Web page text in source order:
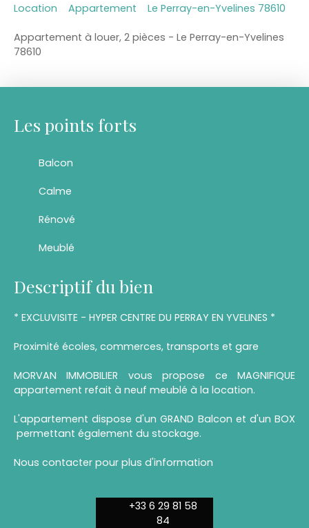
Location Appartement Le Perray-en-Yvelines 78610
Appartement à louer, 2 pièces - Le Perray-en-Yvelines
78610
Les points forts
Balcon
Calme
Rénové
Meublé
Descriptif du bien
* EXCLUVISITE - HYPER CENTRE DU PERRAY EN YVELINES *
Proximité écoles, commerces, transports et gare
MORVAN IMMOBILIER vous propose ce MAGNIFIQUE
appartement refait à neuf meublé à la location.
L'appartement dispose d'un GRAND Balcon et d'un BOX
permettant également du stockage.
Nous contacter pour plus d'information
+33 6 29 81 58
84